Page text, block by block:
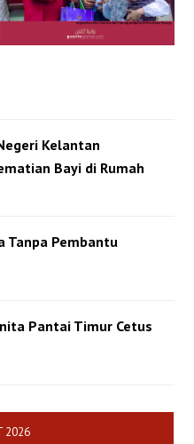
Kelantan
Bayi di Rumah
Tanpa Pembantu
Pantai Timur Cetus
2026